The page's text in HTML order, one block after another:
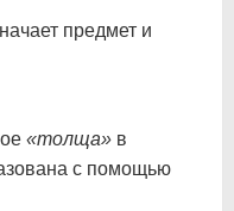
предмет и
«толща» в
с помощью